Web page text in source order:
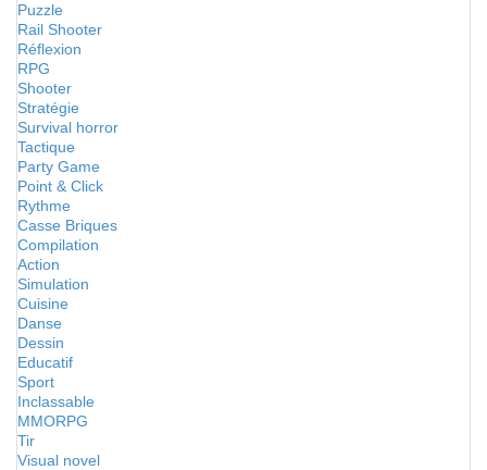
Puzzle
Rail Shooter
Réflexion
RPG
Shooter
Stratégie
Survival horror
Tactique
Party Game
Point & Click
Rythme
Casse Briques
Compilation
Action
Simulation
Cuisine
Danse
Dessin
Educatif
Sport
Inclassable
MMORPG
Tir
Visual novel